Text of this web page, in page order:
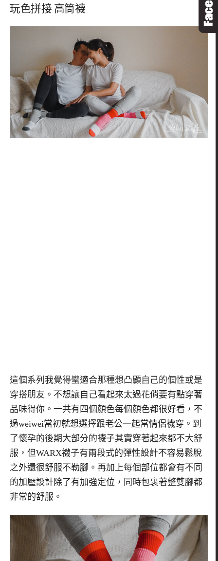
玩色拼接 高筒襪
這個系列我覺得蠻適合那種想凸顯自己的個性或是
穿搭朋友。不想讓自己看起來太過花俏要有點穿著
品味得你。一共有四個顏色每個顏色都很好看，不
過weiwei當初就想選擇跟老公一起當情侶襪穿。到
了懷孕的後期大部分的襪子其實穿著起來都不大舒
服，但WARX襪子有兩段式的彈性設計不容易鬆脫
之外還很舒服不勒腳。再加上每個部位都會有不同
的加壓設計除了有加強定位，同時包裹著整雙腳都
非常的舒服。